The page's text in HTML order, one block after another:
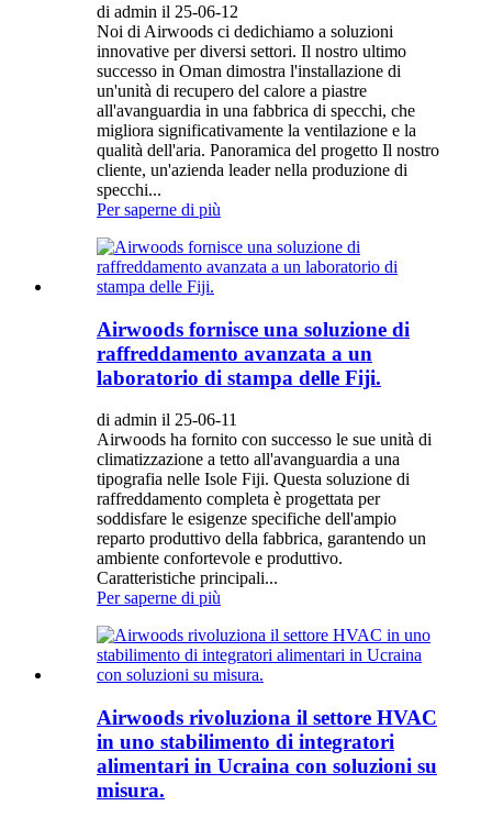
di admin il 25-06-12
Noi di Airwoods ci dedichiamo a soluzioni
innovative per diversi settori. Il nostro ultimo
successo in Oman dimostra l'installazione di
un'unità di recupero del calore a piastre
all'avanguardia in una fabbrica di specchi, che
migliora significativamente la ventilazione e la
qualità dell'aria. Panoramica del progetto Il nostro
cliente, un'azienda leader nella produzione di
specchi...
Per saperne di più
Airwoods fornisce una soluzione di
raffreddamento avanzata a un
laboratorio di stampa delle Fiji.
di admin il 25-06-11
Airwoods ha fornito con successo le sue unità di
climatizzazione a tetto all'avanguardia a una
tipografia nelle Isole Fiji. Questa soluzione di
raffreddamento completa è progettata per
soddisfare le esigenze specifiche dell'ampio
reparto produttivo della fabbrica, garantendo un
ambiente confortevole e produttivo.
Caratteristiche principali...
Per saperne di più
Airwoods rivoluziona il settore HVAC
in uno stabilimento di integratori
alimentari in Ucraina con soluzioni su
misura.